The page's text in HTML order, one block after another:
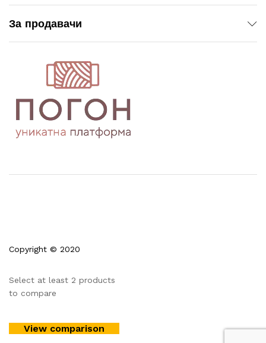
За продавачи
Copyright © 2020
Select at least 2 products
to compare
View comparison